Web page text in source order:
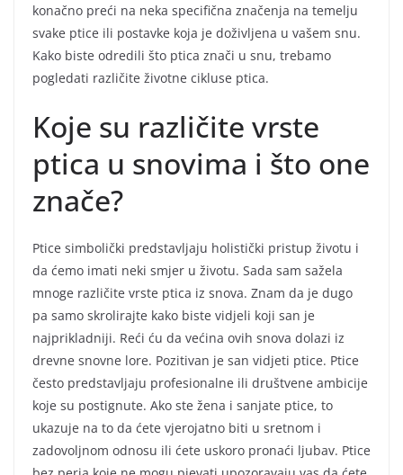
konačno preći na neka specifična značenja na temelju
svake ptice ili postavke koja je doživljena u vašem snu.
Kako biste odredili što ptica znači u snu, trebamo
pogledati različite životne cikluse ptica.
Koje su različite vrste
ptica u snovima i što one
znače?
Ptice simbolički predstavljaju holistički pristup životu i
da ćemo imati neki smjer u životu. Sada sam sažela
mnoge različite vrste ptica iz snova. Znam da je dugo
pa samo skrolirajte kako biste vidjeli koji san je
najprikladniji. Reći ću da većina ovih snova dolazi iz
drevne snovne lore. Pozitivan je san vidjeti ptice. Ptice
često predstavljaju profesionalne ili društvene ambicije
koje su postignute. Ako ste žena i sanjate ptice, to
ukazuje na to da ćete vjerojatno biti u sretnom i
zadovoljnom odnosu ili ćete uskoro pronaći ljubav. Ptice